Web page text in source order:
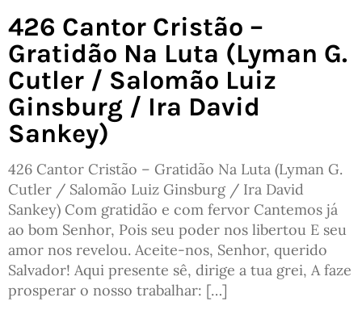
426 Cantor Cristão –
Gratidão Na Luta (Lyman G.
Cutler / Salomão Luiz
Ginsburg / Ira David
Sankey)
426 Cantor Cristão – Gratidão Na Luta (Lyman G.
Cutler / Salomão Luiz Ginsburg / Ira David
Sankey) Com gratidão e com fervor Cantemos já
ao bom Senhor, Pois seu poder nos libertou E seu
amor nos revelou. Aceite-nos, Senhor, querido
Salvador! Aqui presente sê, dirige a tua grei, A faze
prosperar o nosso trabalhar: […]